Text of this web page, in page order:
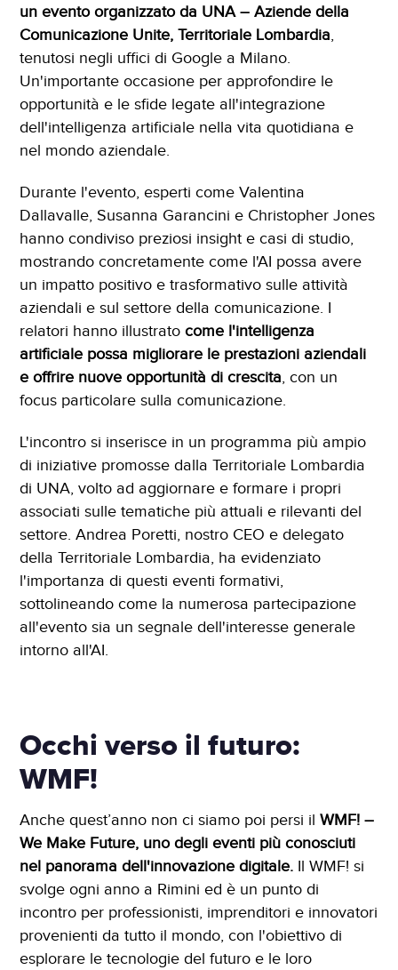
un evento organizzato da UNA – Aziende della
Comunicazione Unite, Territoriale Lombardia,
tenutosi negli uffici di Google a Milano.
Un'importante occasione per approfondire le
opportunità e le sfide legate all'integrazione
dell'intelligenza artificiale nella vita quotidiana e
nel mondo aziendale.
Durante l'evento, esperti come Valentina
Dallavalle, Susanna Garancini e Christopher Jones
hanno condiviso preziosi insight e casi di studio,
mostrando concretamente come l'AI possa avere
un impatto positivo e trasformativo sulle attività
aziendali e sul settore della comunicazione. I
relatori hanno illustratocome l'intelligenza
artificiale possa migliorare le prestazioni aziendali
e offrire nuove opportunità di crescita, con un
focus particolare sulla comunicazione.
L'incontro si inserisce in un programma più ampio
di iniziative promosse dalla Territoriale Lombardia
di UNA, volto ad aggiornare e formare i propri
associati sulle tematiche più attuali e rilevanti del
settore. Andrea Poretti, nostro CEO e delegato
della Territoriale Lombardia, ha evidenziato
l'importanza di questi eventi formativi,
sottolineando come la numerosa partecipazione
all'evento sia un segnale dell'interesse generale
intorno all'AI.
Occhi verso il futuro:
WMF!
Anche quest’anno non ci siamo poi persi ilWMF! –
We Make Future, uno degli eventi più conosciuti
nel panorama dell'innovazione digitale. Il WMF! si
svolge ogni anno a Rimini ed è un punto di
incontro per professionisti, imprenditori e innovatori
provenienti da tutto il mondo, con l'obiettivo di
esplorare le tecnologie del futuro e le loro